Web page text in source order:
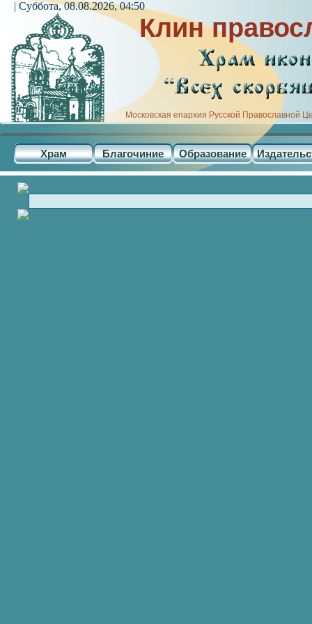
Клин
Московская епархия Русской Православной
Храм Благочиние Образование
| Суббота, 08.08.2026, 04:50